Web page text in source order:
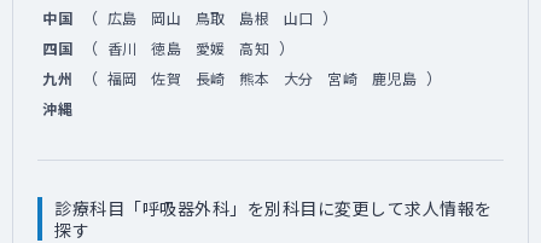
中国 （ 広島 岡山 鳥取 島根 山口 ）
四国 （ 香川 徳島 愛媛 高知 ）
九州 （ 福岡 佐賀 長崎 熊本 大分 宮崎 鹿児島 ）
沖縄
診療科目「呼吸器外科」を別科目に変更して求人情報を
探す